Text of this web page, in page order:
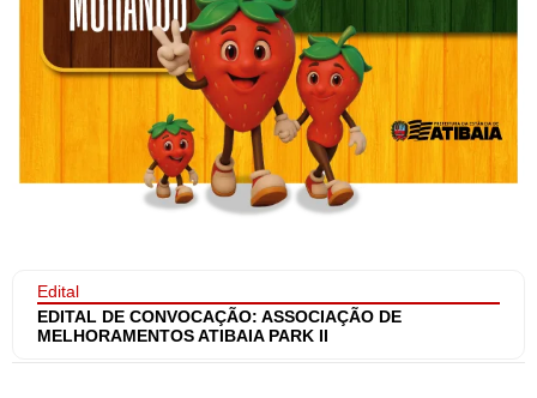
Edital
EDITAL DE CONVOCAÇÃO: ASSOCIAÇÃO DE
MELHORAMENTOS ATIBAIA PARK II